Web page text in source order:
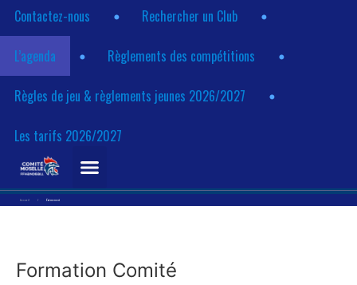
Contactez-nous Rechercher un Club
L’agenda Règlements des compétitions
Règles de jeu & règlements jeunes 2026/2027
Les tarifs 2026/2027
Accueil / Évènement
Formation Comité